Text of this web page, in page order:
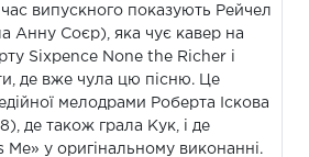
час випускного показують Рейчел
Анну Соєр), яка чує кавер на
Sixpence None the Richer і
де вже чула цю пісню. Це
мелодрами Роберта Іскова
де також грала Кук, і де
Me» у оригінальному виконанні.